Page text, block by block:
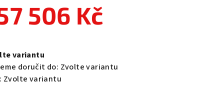
506 Kč
variantu
doručit do: Zvolte variantu
Zvolte variantu